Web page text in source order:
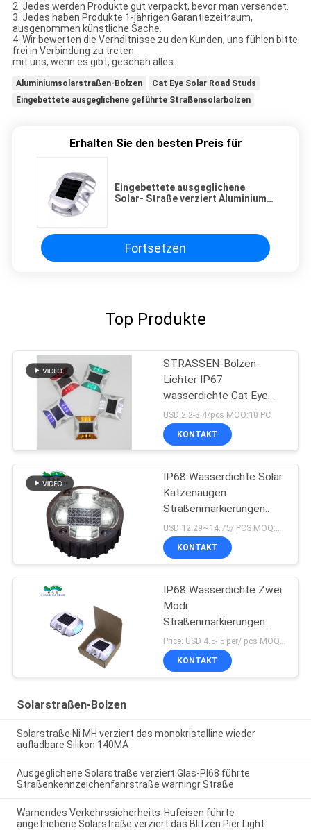
2. Jedes werden Produkte gut verpackt, bevor man versendet.
3. Jedes haben Produkte 1-jährigen Garantiezeitraum,
ausgenommen künstliche Sache.
4. Wir bewerten die Verhältnisse zu den Kunden, uns fühlen bitte
frei in Verbindung zu treten
mit uns, wenn es gibt, geschah alles.
Aluminiumsolarstraßen-Bolzen
Cat Eye Solar Road Studs
Eingebettete ausgeglichene geführte Straßensolarbolzen
Erhalten Sie den besten Preis für
Eingebettete ausgeglichene
Solar- Straße verziert Aluminium-
Fortsetzen
Top Produkte
STRASSEN-Bolzen-
Lichter IP67
wasserdichte Cat Eye
Road Stud Outdoor Solar
USD 2.2-3.4/pcs MOQ:10 PC
KONTAKT
IP68 Wasserdichte Solar
Katzenaugen
Straßenmarkierungen
1200mAh
KONTAKT
IP68 Wasserdichte Zwei
Modi
Straßenmarkierungen
Solar Katzenaugen
Straßenmarkierungen
KONTAKT
Solarstraßen-Bolzen
Solarstraße Ni MH verziert das monokristalline wieder
aufladbare Silikon 140MA
Ausgeglichene Solarstraße verziert Glas-PI68 führte
Straßenkennzeichenfahrstraße warningr Straße
Warnendes Verkehrssicherheits-Hufeisen führte
angetriebene Solarstraße verziert das Blitzen Pier Light